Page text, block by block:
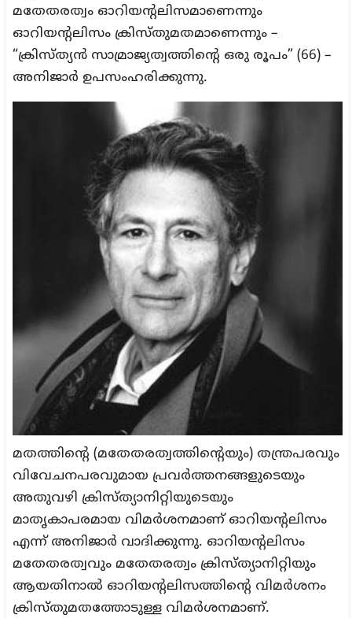
മതേതരത്വം ഓറിയന്റലിസമാണെന്നും
ഓറിയന്റലിസം ക്രിസ്തുമതമാണെന്നും –
“ക്രിസ്ത്യൻ സാമ്രാജ്യത്വത്തിന്റെ ഒരു രൂപം” (66) –
അനിജാർ ഉപസംഹരിക്കുന്നു.
മതത്തിന്റെ (മതേതരത്വത്തിന്റെയും) തന്ത്രപരവും
വിവേചനപരവുമായ പ്രവർത്തനങ്ങളുടെയും
അതുവഴി ക്രിസ്ത്യാനിറ്റിയുടെയും
മാതൃകാപരമായ വിമർശനമാണ് ഓറിയന്റലിസം
എന്ന് അനിജാർ വാദിക്കുന്നു. ഓറിയന്റലിസം
മതേതരത്വവും മതേതരത്വം ക്രിസ്ത്യാനിറ്റിയും
ആയതിനാൽ ഓറിയന്റലിസത്തിന്റെ വിമർശനം
ക്രിസ്തുമതത്തോടുള്ള വിമർശനമാണ്.